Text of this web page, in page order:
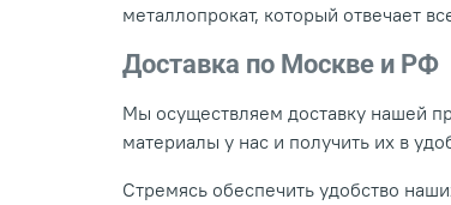
металлопрокат, который отвечает
Доставка по Москве и РФ
Мы осуществляем доставку нашей
материалы у нас и получить их в
Стремясь обеспечить удобство